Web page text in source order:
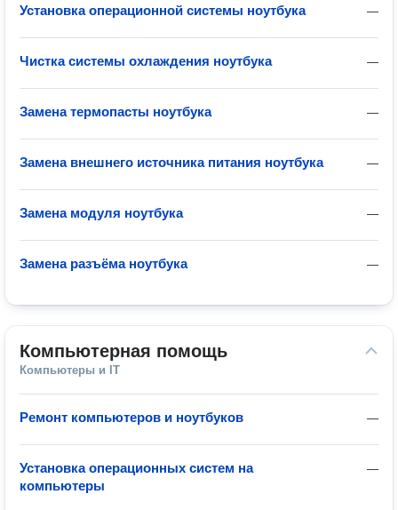
—
Установка операционной системы ноутбука
—
Чистка системы охлаждения ноутбука
—
Замена термопасты ноутбука
—
Замена внешнего источника питания ноутбука
—
Замена модуля ноутбука
—
Замена разъёма ноутбука
Компьютерная помощь
Компьютеры и IT
—
Ремонт компьютеров и ноутбуков
—
Установка операционных систем на
компьютеры